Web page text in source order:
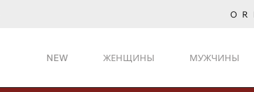
NEW ЖЕНЩИНЫ МУЖЧИНЫ